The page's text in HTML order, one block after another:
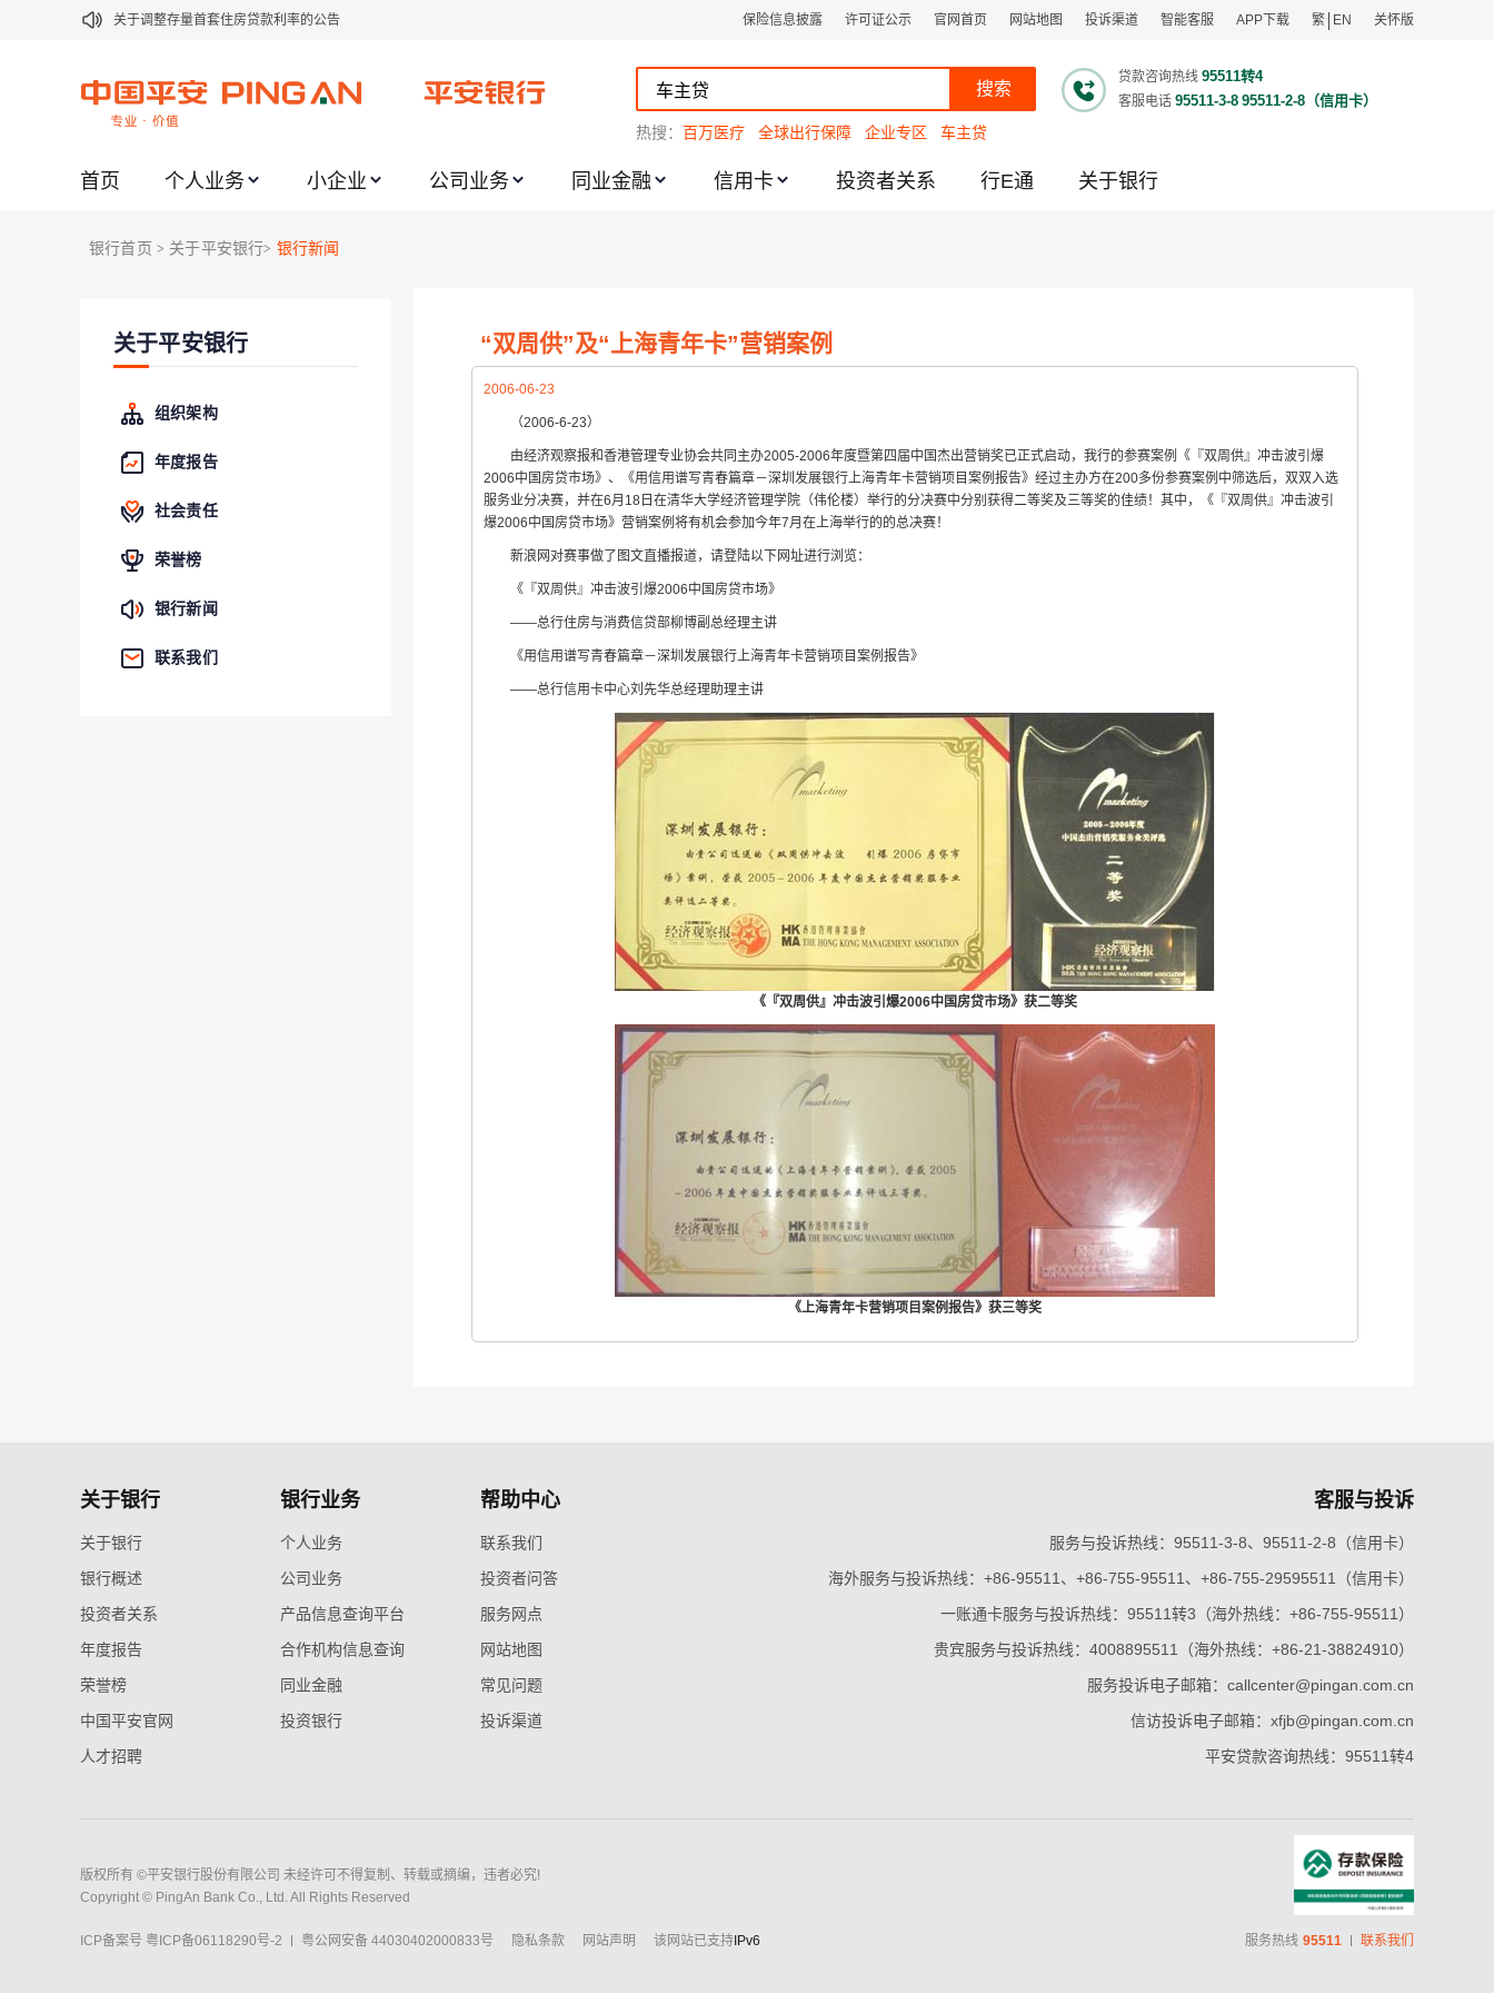
关于修订《平安银行平安金积存业务协议书（个人）》的公告
关于2021年劳动节期间代理贵金属业务风险提示的通知
关于加强代理贵金属业务风险防范的提示
关于平安银行电子版信用卡更名为平安银行数字信用卡的公告
保险信息披露 许可证公示 官网首页 网站地图 投诉渠道 智能客服 APP下载 繁 EN 关怀版
搜索
贷款咨询热线 95511转4
客服电话 95511-3-8 95511-2-8（信用卡）
热搜： 百万医疗 全球出行保障 企业专区 车主贷
首页 个人业务 小企业 公司业务 同业金融 信用卡 投资者关系 行E通 关于银行
银行首页 > 关于平安银行> 银行新闻
关于平安银行
组织架构
年度报告
社会责任
荣誉榜
银行新闻
联系我们
“双周供”及“上海青年卡”营销案例
2006-06-23
（2006-6-23）
由经济观察报和香港管理专业协会共同主办2005-2006年度暨第四届中国杰出营销奖已正式启动，我行的参赛案例《『双周供』冲击波引爆
2006中国房贷市场》、《用信用谱写青春篇章－深圳发展银行上海青年卡营销项目案例报告》经过主办方在200多份参赛案例中筛选后，双双入选
服务业分决赛，并在6月18日在清华大学经济管理学院（伟伦楼）举行的分决赛中分别获得二等奖及三等奖的佳绩！其中，《『双周供』冲击波引
爆2006中国房贷市场》营销案例将有机会参加今年7月在上海举行的的总决赛！
新浪网对赛事做了图文直播报道，请登陆以下网址进行浏览：
《『双周供』冲击波引爆2006中国房贷市场》
——总行住房与消费信贷部柳博副总经理主讲
《用信用谱写青春篇章－深圳发展银行上海青年卡营销项目案例报告》
——总行信用卡中心刘先华总经理助理主讲
《『双周供』冲击波引爆2006中国房贷市场》获二等奖
《上海青年卡营销项目案例报告》获三等奖
关于银行
关于银行
银行概述
投资者关系
年度报告
荣誉榜
中国平安官网
人才招聘
银行业务
个人业务
公司业务
产品信息查询平台
合作机构信息查询
同业金融
投资银行
帮助中心
联系我们
投资者问答
服务网点
网站地图
常见问题
投诉渠道
客服与投诉
服务与投诉热线：95511-3-8、95511-2-8（信用卡）
海外服务与投诉热线：+86-95511、+86-755-95511、+86-755-29595511（信用卡）
一账通卡服务与投诉热线：95511转3（海外热线：+86-755-95511）
贵宾服务与投诉热线：4008895511（海外热线：+86-21-38824910）
服务投诉电子邮箱：callcenter@pingan.com.cn
信访投诉电子邮箱：xfjb@pingan.com.cn
平安贷款咨询热线：95511转4
版权所有 ©平安银行股份有限公司 未经许可不得复制、转载或摘编，违者必究!
Copyright © PingAn Bank Co., Ltd. All Rights Reserved
ICP备案号 粤ICP备06118290号-2 粤公网安备 44030402000833号 隐私条款 网站声明 该网站已支持 IPv6 服务热线 95511 联系我们